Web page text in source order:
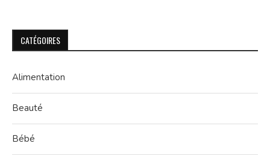
CATÉGOIRES
Alimentation
Beauté
Bébé